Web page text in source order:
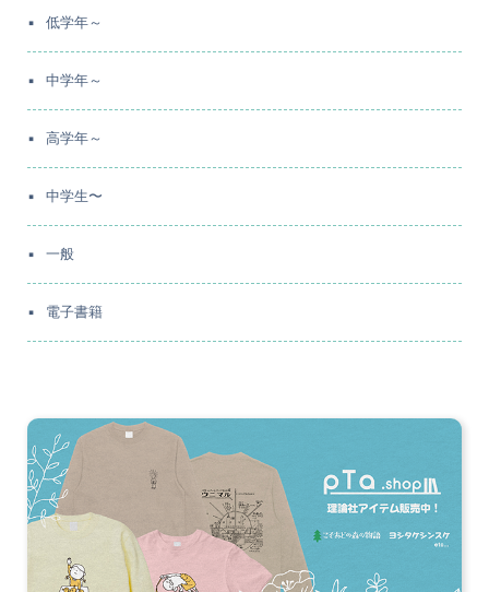
低学年～
中学年～
高学年～
中学生〜
一般
電子書籍